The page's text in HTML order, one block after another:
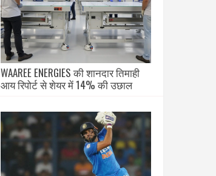
WAAREE ENERGIES की शानदार तिमाही
आय रिपोर्ट से शेयर में 14% की उछाल